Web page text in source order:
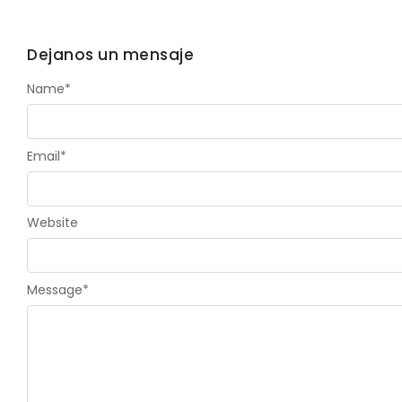
Dejanos un mensaje
Message*
Name*
Email*
Website